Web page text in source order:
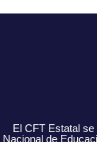
El CFT Estatal
Nacional de